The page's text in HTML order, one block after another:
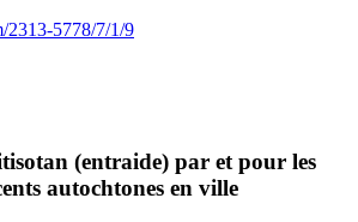
2313-5778/7/1/9
(entraide) par et pour les
autochtones en ville